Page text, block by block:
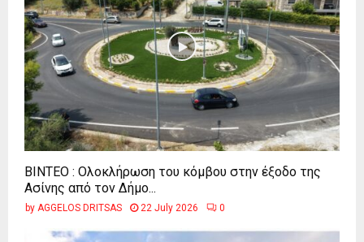
ΒΙΝΤΕΟ : Ολοκλήρωση του κόμβου στην έξοδο της
Ασίνης από τον Δήμο...
by AGGELOS DRITSAS 22 July 2026 0